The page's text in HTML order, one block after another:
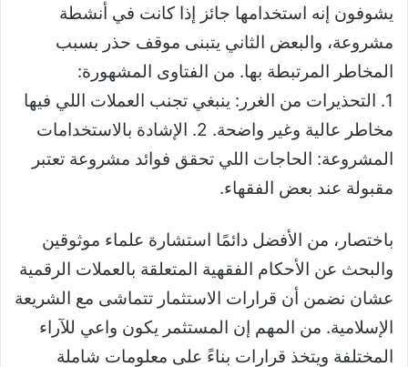
يشوفون إنه استخدامها جائز إذا كانت في أنشطة
مشروعة، والبعض الثاني يتبنى موقف حذر بسبب
المخاطر المرتبطة بها. من الفتاوى المشهورة:
1. التحذيرات من الغرر: ينبغي تجنب العملات اللي فيها
مخاطر عالية وغير واضحة. 2. الإشادة بالاستخدامات
المشروعة: الحاجات اللي تحقق فوائد مشروعة تعتبر
مقبولة عند بعض الفقهاء.
باختصار، من الأفضل دائمًا استشارة علماء موثوقين
والبحث عن الأحكام الفقهية المتعلقة بالعملات الرقمية
عشان نضمن أن قرارات الاستثمار تتماشى مع الشريعة
الإسلامية. من المهم إن المستثمر يكون واعي للآراء
المختلفة ويتخذ قرارات بناءً على معلومات شاملة